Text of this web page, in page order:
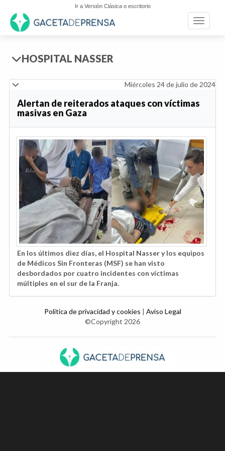
Ir a Versión Clásica o escritorio
Toggle
HOSPITAL NASSER
Miércoles 24 de julio de 2024
Alertan de reiterados ataques con víctimas
masivas en Gaza
En los últimos diez días, el Hospital Nasser y los equipos
de Médicos Sin Fronteras (MSF) se han visto
desbordados por cuatro incidentes con víctimas
múltiples en el sur de la Franja.
Política de privacidad y cookies | Aviso Legal
©Copyright 2026